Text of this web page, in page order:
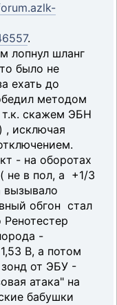
.
лопнул шланг
было не
ехать до
методом
т.к. скажем ЭБН
, исключая
- на оборотах
не в пол, а +1/3
вызывало
обгон стал
-
В, а потом
от ЭБУ -
атака" на
бабушки